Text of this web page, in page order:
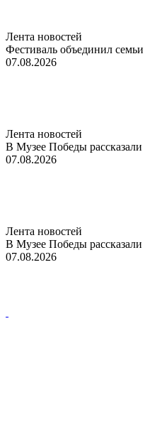
Лента новостей
Фестиваль объединил
07.08.2026
Лента новостей
В Музее Победы
07.08.2026
Лента новостей
В Музее Победы рассказали
07.08.2026